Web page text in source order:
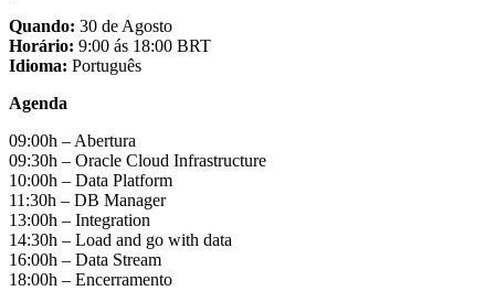
Quando: 30 de Agosto
Horário: 9:00 ás 18:00 BRT
Idioma: Português
Agenda
09:00h – Abertura
09:30h – Oracle Cloud Infrastructure
10:00h – Data Platform
11:30h – DB Manager
13:00h – Integration
14:30h – Load and go with data
16:00h – Data Stream
18:00h – Encerramento